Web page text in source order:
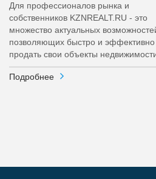
Для профессионалов рынка и
собственников KZNREALT.RU - это
множество актуальных
позволяющих быстро и эффективно
продать свои объекты
Подробнее